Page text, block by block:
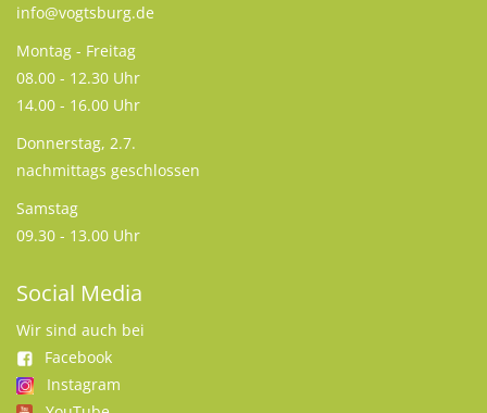
info@vogtsburg.de
Montag - Freitag
08.00 - 12.30 Uhr
14.00 - 16.00 Uhr
Donnerstag, 2.7.
nachmittags geschlossen
Samstag
09.30 - 13.00 Uhr
Social Media
Wir sind auch bei
Facebook
Instagram